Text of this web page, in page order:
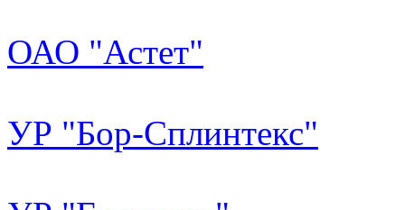
ОАО "Астет"
УР "Бор-Сплинтекс"